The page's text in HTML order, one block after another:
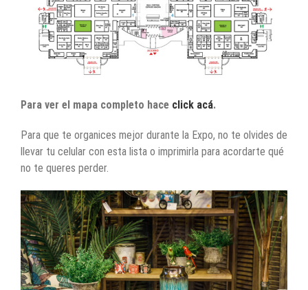
Para ver el mapa completo hace click acá.
Para que te organices mejor durante la Expo, no te olvides de
llevar tu celular con esta lista o imprimirla para acordarte qué
no te queres perder.